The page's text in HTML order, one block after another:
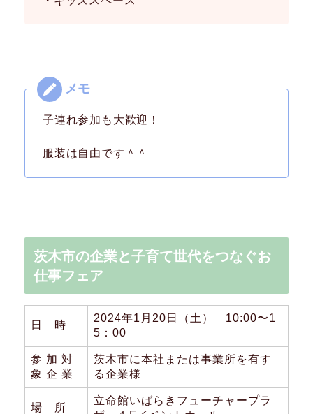
子連れ参加も大歓迎！
服装は自由です＾＾
茨木市の企業と子育て世代をつなぐお
仕事フェア
日 時
2024年1月20日（土） 10:00〜1
5：00
参 加 対
象 企 業
茨木市に本社または事業所を有す
る企業様
場 所
立命館いばらきフューチャープラ